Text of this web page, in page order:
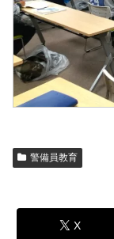
警備員教育
X